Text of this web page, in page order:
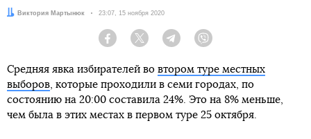
Автор:Виктория Мартынюк Дата:
23:07, 15 ноября 2020
Facebook Twitter Telegram
Средняя явка избирателей во втором туре местных
выборов, которые проходили в семи городах, по
состоянию на 20:00 составила 24%. Это на 8% меньше,
чем была в этих местах в первом туре 25 октября.